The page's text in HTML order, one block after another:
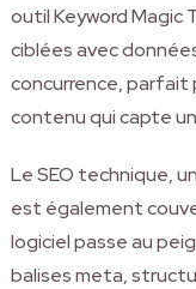
outil Keyword Magic
ciblées avec
concurrence, parfait
contenu qui capte
Le SEO technique,
est également
logiciel passe au
balises meta,